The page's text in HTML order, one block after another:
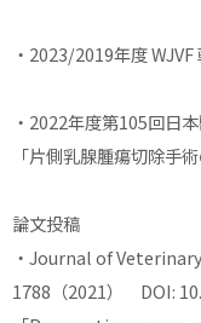
・2023/2019年度
・2022年度第105回日
「片側乳腺腫瘍切除手術
論文投稿
・Journal of
1788（2021） DOI: